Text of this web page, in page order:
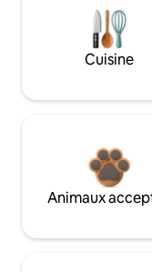
Cuisine
Animaux